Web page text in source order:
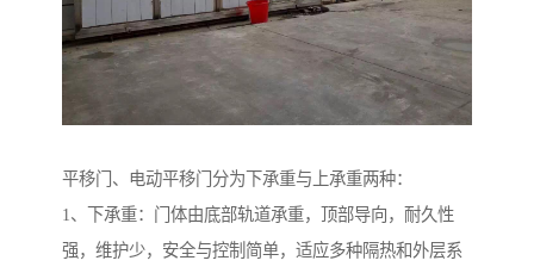
平移门、电动平移门分为下承重与上承重两种：
1、下承重：门体由底部轨道承重，顶部导向，耐久性
强，维护少，安全与控制简单，适应多种隔热和外层系